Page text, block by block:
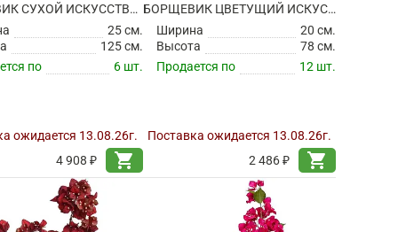
БОРЩЕВИК СУХОЙ ИСКУССТВЕННЫЙ
25 см.
125 см.
по
6 шт.
ожидается 13.08.26г.
4 908 ₽
shopping_cart
БОРЩЕВИК ЦВЕТУЩИЙ ИСКУССТВЕННЫЙ
Ширина
20 см.
Высота
78 см.
Продается по
12 шт.
Поставка ожидается 13.08.26г.
2 486 ₽
shopping_cart